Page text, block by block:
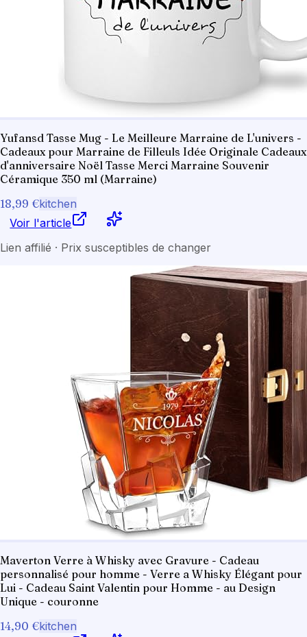
Yufansd Tasse Mug - Le Meilleure Marraine de L'univers -
Cadeaux pour Marraine de Filleuls Idée Originale Cadeaux
d'anniversaire Noël Tasse Merci Marraine Souvenir
Céramique 350 ml (Marraine)
18,99 €kitchen
Voir l'article
Lien affilié · Prix susceptibles de changer
Maverton Verre à Whisky avec Gravure - Cadeau
personnalisé pour homme - Verre a Whisky Élégant pour
Lui - Cadeau Saint Valentin pour Homme - au Design
Unique - couronne
14,90 €kitchen